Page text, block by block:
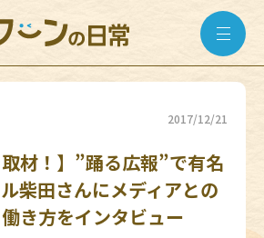
2017/12/21
取材！】”踊る広報”で有名
柴田さんにメディアとの
き方をインタビュー